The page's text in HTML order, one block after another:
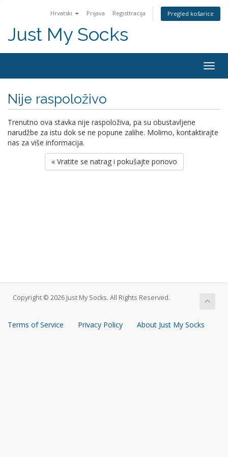
Hrvatski Prijava Registtracija Pregled košarice
Just My Socks
Nije raspoloživo
Trenutno ova stavka nije raspoloživa, pa su obustavljene
narudžbe za istu dok se ne popune zalihe. Molimo, kontaktirajte
nas za više informacija.
« Vratite se natrag i pokušajte ponovo
Copyright © 2026 Just My Socks. All Rights Reserved.
Terms of Service Privacy Policy About Just My Socks